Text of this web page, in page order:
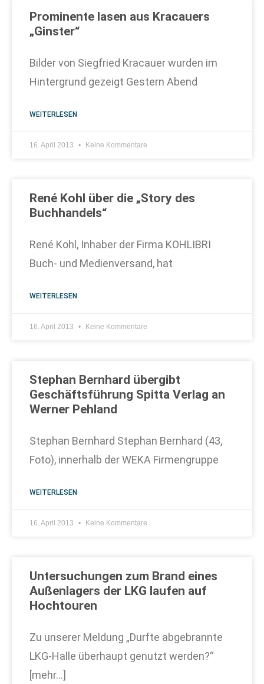
Prominente lasen aus Kracauers
„Ginster“
Bilder von Siegfried Kracauer wurden im
Hintergrund gezeigt Gestern Abend
WEITERLESEN
16. April 2013 Keine Kommentare
René Kohl über die „Story des
Buchhandels“
René Kohl, Inhaber der Firma KOHLIBRI
Buch- und Medienversand, hat
WEITERLESEN
16. April 2013 Keine Kommentare
Stephan Bernhard übergibt
Geschäftsführung Spitta Verlag an
Werner Pehland
Stephan Bernhard Stephan Bernhard (43,
Foto), innerhalb der WEKA Firmengruppe
WEITERLESEN
16. April 2013 Keine Kommentare
Untersuchungen zum Brand eines
Außenlagers der LKG laufen auf
Hochtouren
Zu unserer Meldung „Durfte abgebrannte
LKG-Halle überhaupt genutzt werden?“
[mehr…]